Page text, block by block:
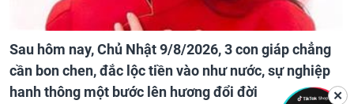
Sau hôm nay, Chủ Nhật 9/8/2026, 3 con giáp chẳng
cần bon chen, đắc lộc tiền vào như nước, sự nghiệp
hanh thông một bước lên hương đổi đời
✕